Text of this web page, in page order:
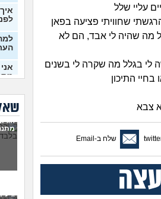
עליי שלל
שחוויתי פציעה בפאן
מה שהיה לי אבד, הם לא
לי בגלל מה שקרה לי בשנים
התיכון
צבא
שלח ב-Email